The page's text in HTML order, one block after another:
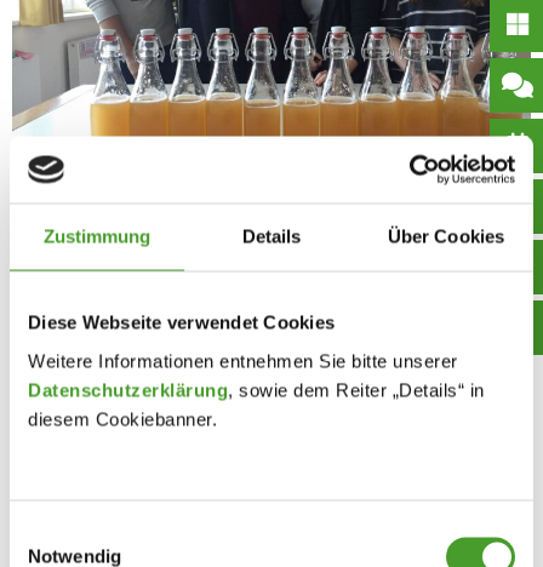
Zustimmung Details Über Cookies
Diese Webseite verwendet Cookies
Weitere Informationen entnehmen Sie bitte unserer
Datenschutzerklärung, sowie dem Reiter „Details“ in
diesem Cookiebanner.
Notwendig